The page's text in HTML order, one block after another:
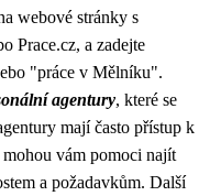
webové stránky s
Prace.cz, a zadejte
"práce v Mělníku".
agentury, které se
mají často přístup k
vám pomoci najít
a požadavkům. Další